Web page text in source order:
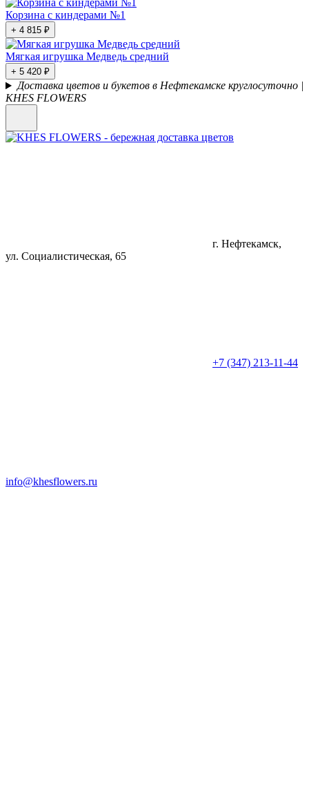
Корзина с киндерами №1
+ 4 815 ₽
Мягкая игрушка Медведь средний
+ 5 420 ₽
Доставка цветов и букетов в Нефтекамске круглосуточно |
KHES FLOWERS
г. Нефтекамск,
ул. Социалистическая, 65
+7 (347) 213-11-44
info@khesflowers.ru